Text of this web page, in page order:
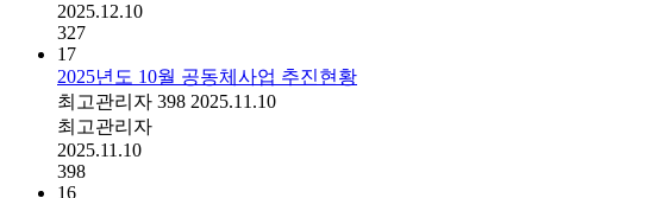
2025.12.10
327
17
2025년도 10월 공동체사업 추진현황
최고관리자 398 2025.11.10
최고관리자
2025.11.10
398
16